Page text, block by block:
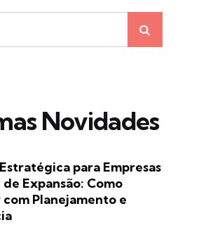
Novidades
para Empresas
de Expansão: Como
Planejamento e